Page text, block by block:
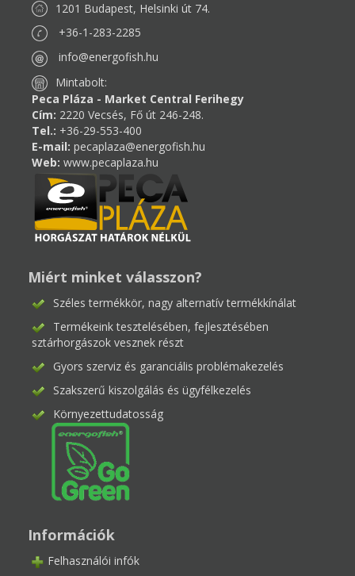
1201 Budapest, Helsinki út 74.
+36-1-283-2285
info@energofish.hu
Mintabolt:
Peca Pláza - Market Central Ferihegy
Cím: 2220 Vecsés, Fő út 246-248.
Tel.: +36-29-553-400
E-mail: pecaplaza@energofish.hu
Web: www.pecaplaza.hu
Miért minket válasszon?
Széles termékkör, nagy alternatív termékkínálat
Termékeink tesztelésében, fejlesztésében
sztárhorgászok vesznek részt
Gyors szerviz és garanciális problémakezelés
Szakszerű kiszolgálás és ügyfélkezelés
Környezettudatosság
Információk
Felhasználói infók